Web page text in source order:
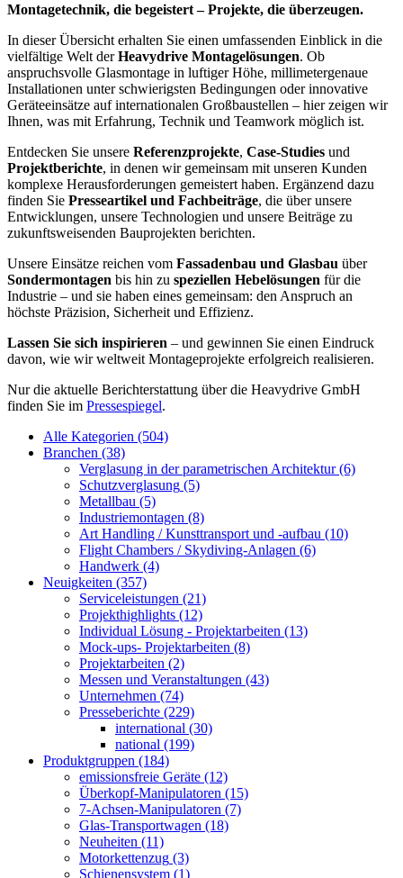
Montagetechnik, die begeistert – Projekte, die überzeugen.
In dieser Übersicht erhalten Sie einen umfassenden Einblick in die
vielfältige Welt derHeavydrive Montagelösungen. Ob
anspruchsvolle Glasmontage in luftiger Höhe, millimetergenaue
Installationen unter schwierigsten Bedingungen oder innovative
Geräteeinsätze auf internationalen Großbaustellen – hier zeigen wir
Ihnen, was mit Erfahrung, Technik und Teamwork möglich ist.
Entdecken Sie unsere Referenzprojekte, Case-Studies und
Projektberichte, in denen wir gemeinsam mit unseren Kunden
komplexe Herausforderungen gemeistert haben. Ergänzend dazu
finden Sie Presseartikel und Fachbeiträge, die über unsere
Entwicklungen, unsere Technologien und unsere Beiträge zu
zukunftsweisenden Bauprojekten berichten.
Unsere Einsätze reichen vom Fassadenbau und Glasbau über
Sondermontagen bis hin zu speziellen Hebelösungen für die
Industrie – und sie haben eines gemeinsam: den Anspruch an
höchste Präzision, Sicherheit und Effizienz.
Lassen Sie sich inspirieren – und gewinnen Sie einen Eindruck
davon, wie wir weltweit Montageprojekte erfolgreich realisieren.
Nur die aktuelle Berichterstattung über die Heavydrive GmbH
finden Sie im Pressespiegel.
Alle Kategorien (504)
Branchen (38)
Verglasung in der parametrischen Architektur (6)
Schutzverglasung (5)
Metallbau (5)
Industriemontagen (8)
Art Handling / Kunsttransport und -aufbau (10)
Flight Chambers / Skydiving-Anlagen (6)
Handwerk (4)
Neuigkeiten (357)
Serviceleistungen (21)
Projekthighlights (12)
Individual Lösung - Projektarbeiten (13)
Mock-ups- Projektarbeiten (8)
Projektarbeiten (2)
Messen und Veranstaltungen (43)
Unternehmen (74)
Presseberichte (229)
international (30)
national (199)
Produktgruppen (184)
emissionsfreie Geräte (12)
Überkopf-Manipulatoren (15)
7-Achsen-Manipulatoren (7)
Glas-Transportwagen (18)
Neuheiten (11)
Motorkettenzug (3)
Schienensystem (1)